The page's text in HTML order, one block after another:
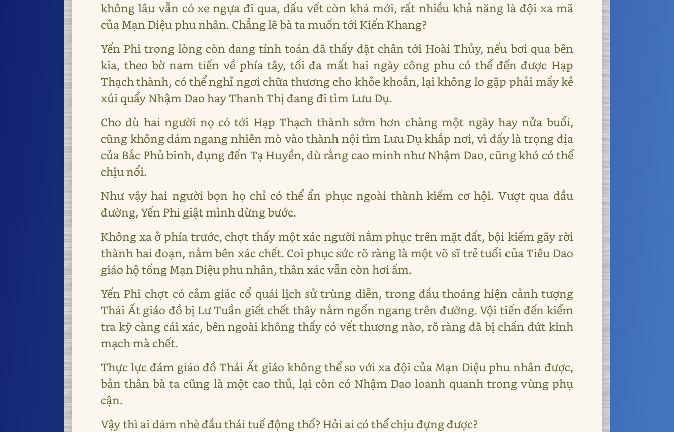
không lâu vẫn có xe ngựa đi qua, dấu vết còn khá mới, rất nhiều khả năng là đội xa mã
của Mạn Diệu phu nhân. Chẳng lẽ bà ta muốn tới Kiến Khang?
Yến Phi trong lòng còn đang tính toán đã thấy đặt chân tới Hoài Thủy, nếu bơi qua bên
kia, theo bờ nam tiến về phía tây, tối đa mất hai ngày công phu có thể đến được Hạp
Thạch thành, có thể nghỉ ngơi chữa thương cho khỏe khoắn, lại không lo gặp phải mấy kẻ
xúi quẩy Nhậm Dao hay Thanh Thị đang đi tìm Lưu Dụ.
Cho dù hai người nọ có tới Hạp Thạch thành sớm hơn chàng một ngày hay nửa buổi,
cũng không dám ngang nhiên mò vào thành nội tìm Lưu Dụ khắp nơi, vì đấy là trọng địa
của Bắc Phủ binh, đụng đến Tạ Huyền, dù rằng cao minh như Nhậm Dao, cũng khó có thể
chịu nổi.
Như vậy hai người bọn họ chỉ có thể ẩn phục ngoài thành kiếm cơ hội. Vượt qua đầu
đường, Yến Phi giật mình dừng bước.
Không xa ở phía trước, chợt thấy một xác người nằm phục trên mặt đất, bội kiếm gãy rời
thành hai đoạn, nằm bên xác chết. Coi phục sức rõ ràng là một võ sĩ trẻ tuổi của Tiêu Dao
giáo hộ tống Mạn Diệu phu nhân, thân xác vẫn còn hơi ấm.
Yến Phi chợt có cảm giác cổ quái lịch sử trùng diễn, trong đầu thoáng hiện cảnh tượng
Thái Ất giáo đồ bị Lư Tuần giết chết thây nằm ngổn ngang trên đường. Vội tiến đến kiểm
tra kỹ càng cái xác, bên ngoài không thấy có vết thương nào, rõ ràng đã bị chấn đứt kinh
mạch mà chết.
Thực lực đám giáo đồ Thái Ất giáo không thể so với xa đội của Mạn Diệu phu nhân được,
bản thân bà ta cũng là một cao thủ, lại còn có Nhậm Dao loanh quanh trong vùng phụ
cận.
Vậy thì ai dám nhè đầu thái tuế động thổ? Hỏi ai có thể chịu đựng được?